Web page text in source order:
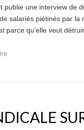
publie une interview de
salariés piétinés par
parce qu’elle veut